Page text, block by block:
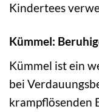
Kindertees
Kümmel:
Kümmel ist ein
bei
krampflösenden